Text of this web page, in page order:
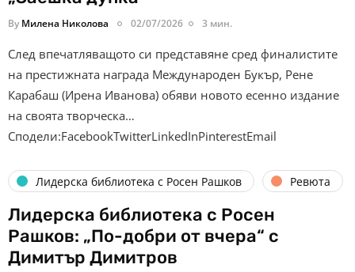
By Милена Николова 02/07/2026 3 мин.
След впечатляващото си представяне сред финалистите
на престижната награда Международен Букър, Рене
Карабаш (Ирена Иванова) обяви новото есенно издание
на своята творческа…
Сподели:FacebookTwitterLinkedInPinterestEmail
Лидерска библиотека с Росен Рашков Ревюта
Лидерска библиотека с Росен
Рашков: „По-добри от вчера“ с
Димитър Димитров